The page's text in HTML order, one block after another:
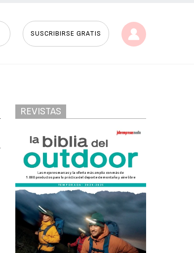
SUSCRIBIRSE GRATIS
REVISTAS